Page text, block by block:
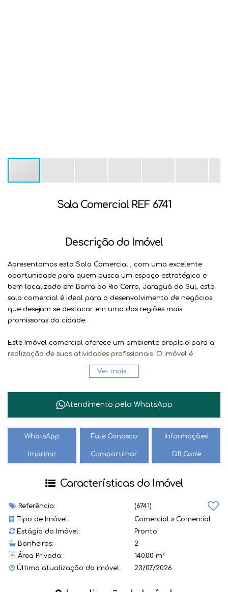
Sala Comercial REF 6741
Descrição do Imóvel
Apresentamos esta Sala Comercial , com uma excelente
oportunidade para quem busca um espaço estratégico e
bem localizado em Barra do Rio Cerro, Jaraguá do Sul, esta
sala comercial é ideal para o desenvolvimento de negócios
que desejam se destacar em uma das regiões mais
promissoras da cidade.
Este Imóvel comercial oferece um ambiente propício para a
realização de suas atividades profissionais. O imóvel é
perfeito para empresas que valorizam um espaço bem
estruturado e de fácil acesso.
desta sala comercial uma excelente escolha:
Localização privilegiada na Barra do Rio Cerro;
Fácil acesso e visibilidade.
o novo lar para sua empresa. Entre em contato e agende
Ver mais...
Atendimento pelo WhatsApp
WhatsApp Fale Conosco Informações
Imprimir Compartilhar QR Code
Características do Imóvel
Referência:
(6741)
Tipo de Imóvel:
Comercial » Comercial
Estágio do Imóvel:
Pronto
Banheiros:
2
Área Privada:
140.00 m²
Última atualização do imóvel:
23/07/2026